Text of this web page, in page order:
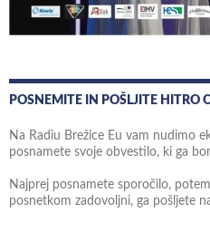
POSNEMITE IN POŠLJITE HITRO
Na Radiu Brežice Eu vam nudimo
posnamete svoje obvestilo, ki ga
Najprej posnamete sporočilo,
posnetkom zadovoljni, ga pošljete